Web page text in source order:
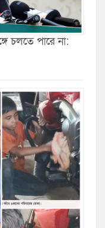
চলতে পারে না: